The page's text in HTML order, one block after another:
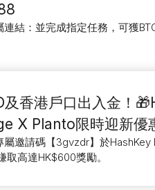
連結：並完成指定任務，可獲
及香港戶口出入金！
X Planto限時迎新優
屬邀請碼【3gvzdr】於
取高達HK$600獎勵。